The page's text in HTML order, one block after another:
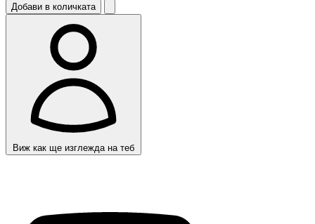
Добави в количката
Виж как ще изглежда на теб